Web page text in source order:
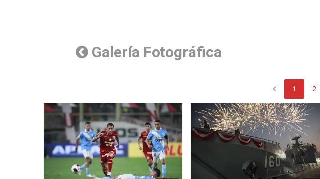
Galería Fotográfica
chevron_left 1 2